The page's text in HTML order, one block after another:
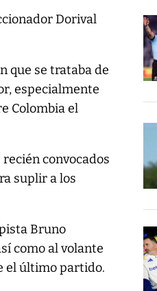
Dorival
que se trataba de
especialmente
Colombia el
convocados
suplir a los
Bruno
como al volante
el último partido.